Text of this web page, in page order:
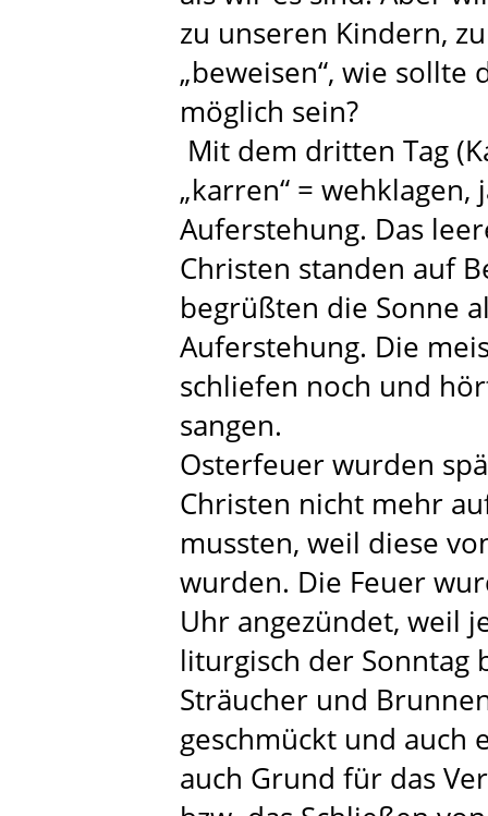
zu unseren Kindern,
„beweisen“, wie sollte
möglich sein?
Mit dem dritten Tag
„karren“ =
Auferstehung. Das
Christen standen auf
begrüßten die Sonne
Auferstehung. Die
schliefen noch und
sangen.
Osterfeuer wurden
Christen nicht mehr
mussten, weil diese
wurden. Die Feuer
Uhr angezündet, weil
liturgisch der Sonntag
Sträucher und
geschmückt und auch
auch Grund für das